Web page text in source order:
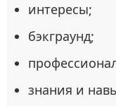
интересы;
бэкграунд;
знания и